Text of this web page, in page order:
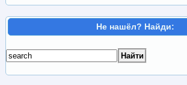
Не нашёл? Найди: